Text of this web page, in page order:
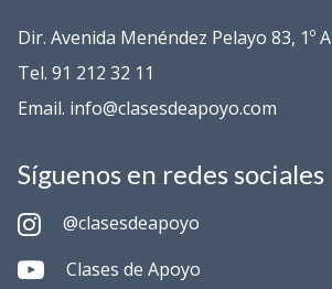
Dir. Avenida Menéndez Pelayo 83, 1º A
Tel. 91 212 32 11
Email. info@clasesdeapoyo.com
Síguenos en redes sociales
@clasesdeapoyo
Clases de Apoyo